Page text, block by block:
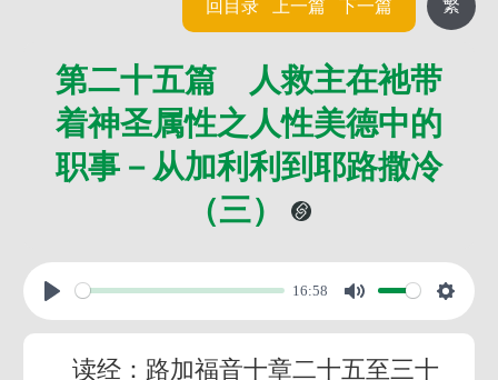
繁
回目录 上一篇 下一篇
第二十五篇 人救主在祂带
着神圣属性之人性美德中的
职事－从加利利到耶路撒冷
（三）
16:58
读经：路加福音十章二十五至三十